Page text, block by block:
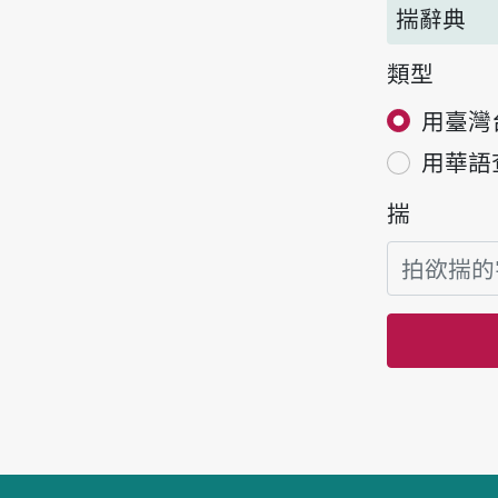
揣辭典
類型
用臺
用華
揣